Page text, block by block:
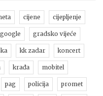
cijene cijepljenje
google gradsko vijeće
kk zadar koncert
krađa mobitel
pag policija promet